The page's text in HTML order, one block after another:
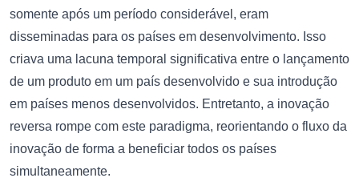
somente após um período considerável, eram
disseminadas para os países em desenvolvimento. Isso
criava uma lacuna temporal significativa entre o lançamento
de um produto em um país desenvolvido e sua introdução
em países menos desenvolvidos. Entretanto, a inovação
reversa rompe com este paradigma, reorientando o fluxo da
inovação de forma a beneficiar todos os países
simultaneamente.